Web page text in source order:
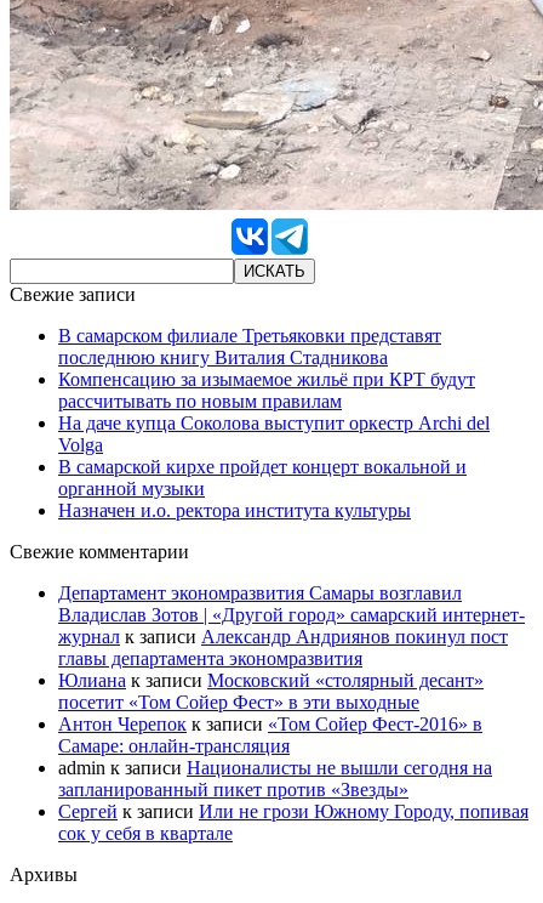
Свежие записи
В самарском филиале Третьяковки представят
последнюю книгу Виталия Стадникова
Компенсацию за изымаемое жильё при КРТ будут
рассчитывать по новым правилам
На даче купца Соколова выступит оркестр Archi del
Volga
В самарской кирхе пройдет концерт вокальной и
органной музыки
Назначен и.о. ректора института культуры
Свежие комментарии
Департамент экономразвития Самары возглавил
Владислав Зотов | «Другой город» самарский интернет-
журнал к записи Александр Андриянов покинул пост
главы департамента экономразвития
Юлиана к записи Московский «столярный десант»
посетит «Том Сойер Фест» в эти выходные
Антон Черепок к записи «Том Сойер Фест-2016» в
Самаре: онлайн-трансляция
admin к записи Националисты не вышли сегодня на
запланированный пикет против «Звезды»
Сергей к записи Или не грози Южному Городу, попивая
сок у себя в квартале
Архивы